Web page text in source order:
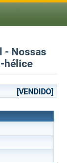
- Nossas
hélice
[VENDIDO]